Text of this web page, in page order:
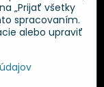
„Prijať všetky
spracovaním.
alebo upraviť